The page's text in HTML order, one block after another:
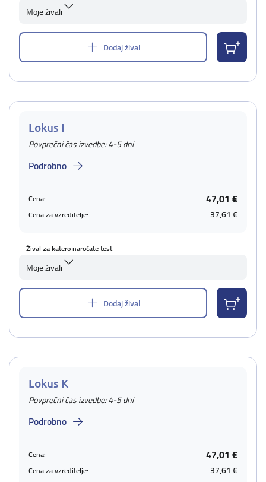
Moje živali
Dodaj žival
Lokus I
Povprečni čas izvedbe: 4-5 dni
Podrobno
Cena: 47,01 €
Cena za vzreditelje: 37,61 €
Žival za katero naročate test
Moje živali
Dodaj žival
Lokus K
Povprečni čas izvedbe: 4-5 dni
Podrobno
Cena: 47,01 €
Cena za vzreditelje: 37,61 €